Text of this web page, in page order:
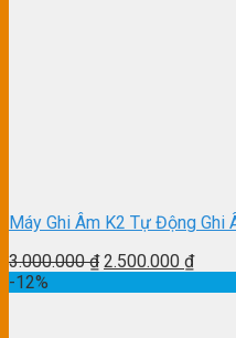
Máy Ghi Âm K2 Tự Động Ghi
3.000.000₫ 2.500.000 ₫
-12%